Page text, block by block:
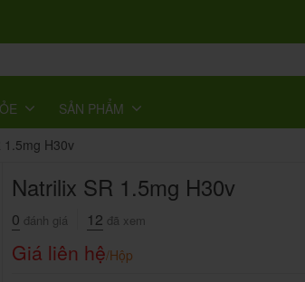
SẢN PHẨM
1.5mg H30v
Natrilix SR 1.5mg H30v
0 đánh giá 12 đã xem
Giá liên hệ/Hộp